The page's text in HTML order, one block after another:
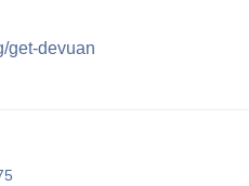
get-devuan